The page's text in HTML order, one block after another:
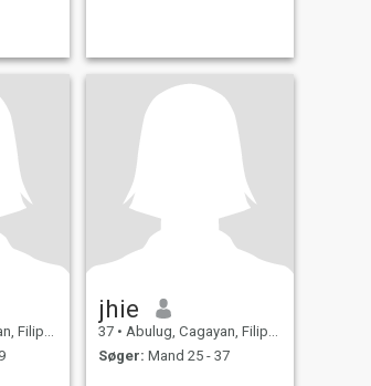
jhie
37 • Abulug, Cagayan, Filippinerne
Søger: Mand 25 - 37